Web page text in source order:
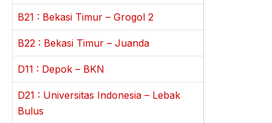
B21 : Bekasi Timur – Grogol 2
B22 : Bekasi Timur – Juanda
D11 : Depok – BKN
D21 : Universitas Indonesia – Lebak
Bulus